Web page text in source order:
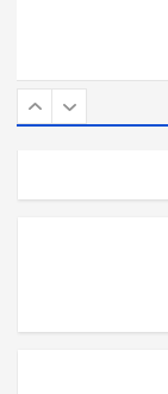
عملية التعداد السكاني في11 من الشهر